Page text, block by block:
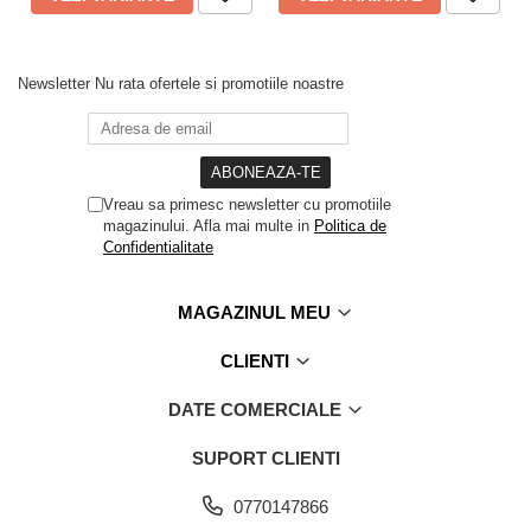
Newsletter Nu rata ofertele si promotiile noastre
Vreau sa primesc newsletter cu promotiile
magazinului. Afla mai multe in Politica de
Confidentialitate
MAGAZINUL MEU
CLIENTI
DATE COMERCIALE
SUPORT CLIENTI
0770147866